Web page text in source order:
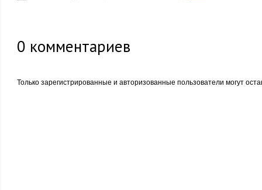
0 комментариев
Только зарегистрированные и авторизованные пользователи могут